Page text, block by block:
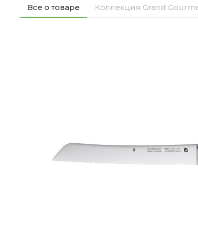
Все о товаре Коллекция Grand